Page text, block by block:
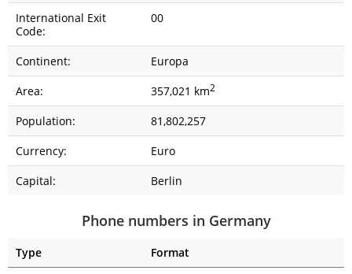
International Exit
Code:
00
Continent:
Europa
Area:
357,021 km2
Population:
81,802,257
Currency:
Euro
Capital:
Berlin
Phone numbers in Germany
Type
Format